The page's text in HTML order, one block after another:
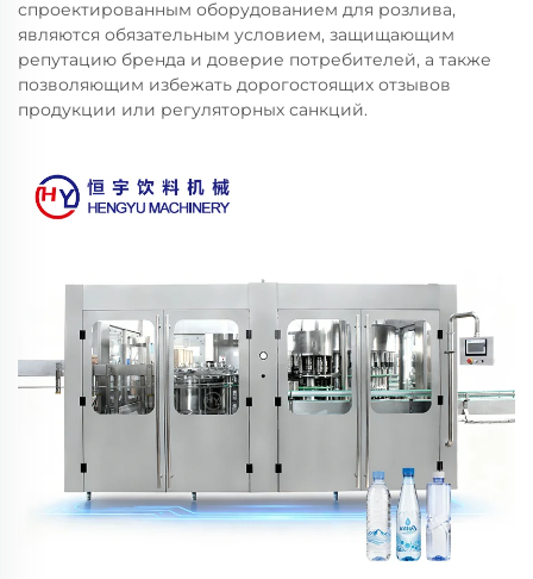
спроектированным оборудованием для розлива,
являются обязательным условием, защищающим
репутацию бренда и доверие потребителей, а также
позволяющим избежать дорогостоящих отзывов
продукции или регуляторных санкций.